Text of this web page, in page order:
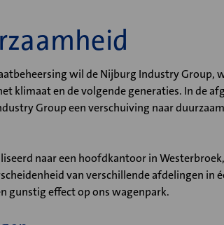
wil de Nijburg Industry Group,
klimaat en de volgende generaties. In de
Group een verschuiving naar
naar een hoofdkantoor in
van verschillende afdelingen in
gunstig effect op ons wagenpark.